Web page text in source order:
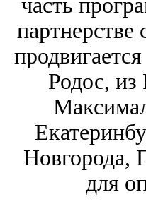
часть
Родос,
Новгорода,
для